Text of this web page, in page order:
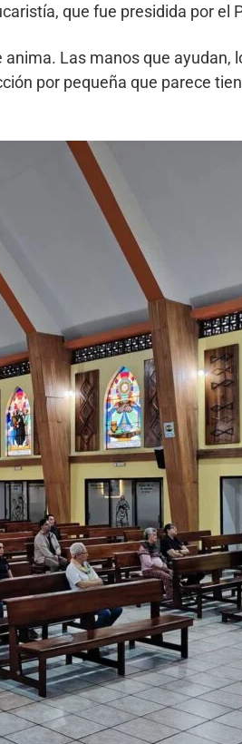
que fue presidida por el
Las manos que
por pequeña que parece